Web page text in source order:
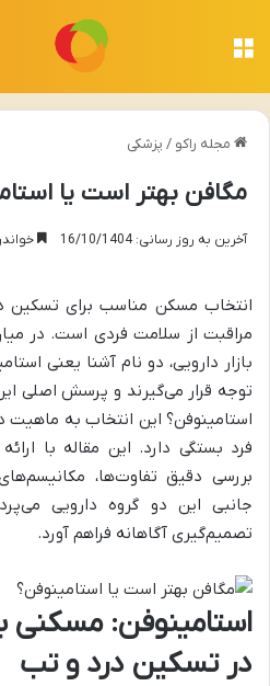
مجله راکو / پزشکی
مگافن بهتر است یا
آخرین به روز رسانی: 16/10/1404 خواندن
انتخاب مسکن مناسب برای تسکین
مراقبت از سلامت فردی است. در
بازار دارویی، دو نام آشنا یعنی
توجه قرار می‌گیرند و پرسش اصلی
استامینوفن؟ این انتخاب به
فرد بستگی دارد. این مقاله با
بررسی دقیق تفاوت‌ها،
جانبی این دو گروه دارویی
تصمیم‌گیری آگاهانه فراهم آورد.
استامینوفن: مسکنی
در تسکین درد و تب